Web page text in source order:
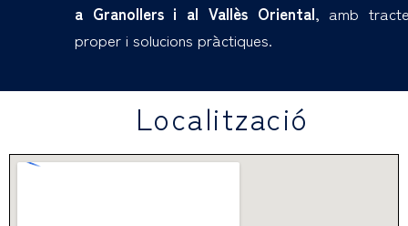
a Granollers i al Vallès Oriental, amb
proper i solucions pràctiques.
Localització